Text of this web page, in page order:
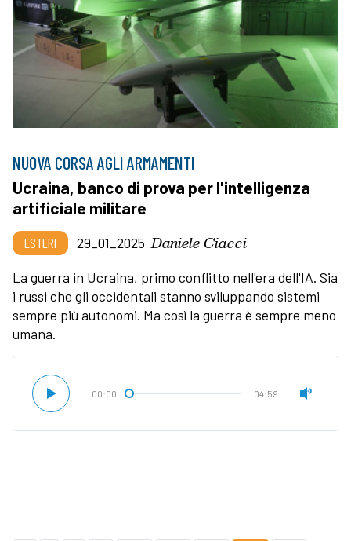
NUOVA CORSA AGLI ARMAMENTI
Ucraina, banco di prova per l'intelligenza
artificiale militare
ESTERI 29_01_2025 Daniele Ciacci
La guerra in Ucraina, primo conflitto nell'era dell'IA. Sia
i russi che gli occidentali stanno sviluppando sistemi
sempre più autonomi. Ma così la guerra è sempre meno
umana.
00:00 04:59